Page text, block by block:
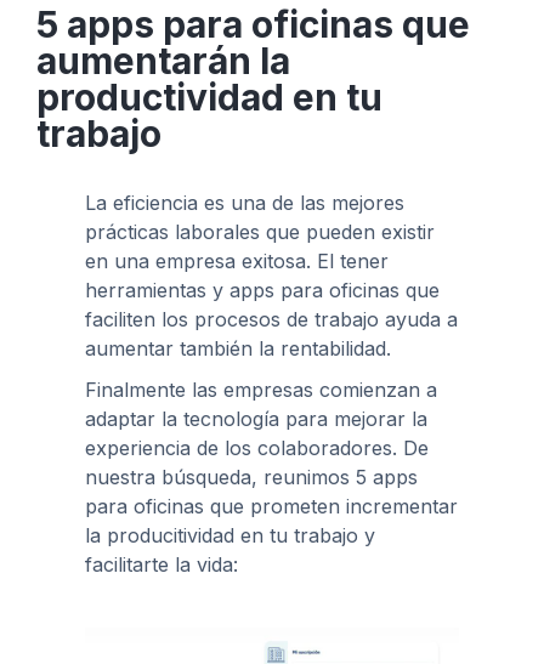
5 apps para oficinas que
aumentarán la
productividad en tu
trabajo
La eficiencia es una de las mejores
prácticas laborales que pueden existir
en una empresa exitosa. El tener
herramientas y apps para oficinas que
faciliten los procesos de trabajo ayuda a
aumentar también la rentabilidad.
Finalmente las empresas comienzan a
adaptar la tecnología para mejorar la
experiencia de los colaboradores. De
nuestra búsqueda, reunimos 5 apps
para oficinas que prometen incrementar
la producitividad en tu trabajo y
facilitarte la vida: